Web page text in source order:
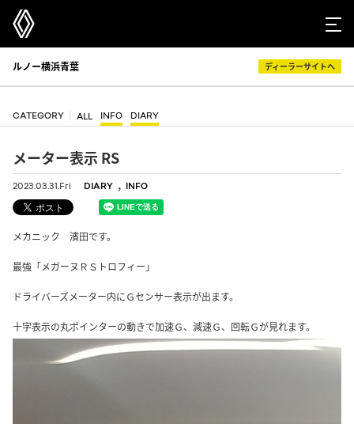
ルノー横浜青葉 ディーラーサイトへ
CATEGORY ALL INFO DIARY
メーター表示 RS
2023.03.31.Fri DIARY , INFO
メカニック 濱田です。
最強「メガーヌＲＳトロフィー」
ドライバーズメーター内にＧセンサー表示が出ます。
十字表示の丸ポインターの動きで加速Ｇ、減速Ｇ、回転Ｇが見れます。